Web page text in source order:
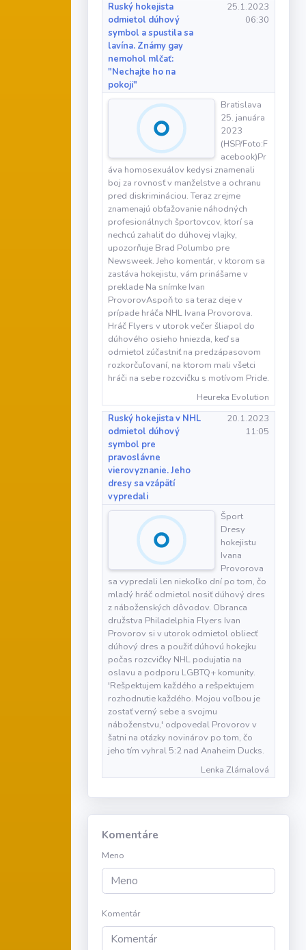
Ruský hokejista
odmietol dúhový
symbol a spustila sa
lavína. Známy gay
nemohol mlčať:
"Nechajte ho na
pokoji"
25.1.2023
06:30
Bratislava
25. januára
2023
(HSP/Foto:F
acebook)Pr
áva homosexuálov kedysi znamenali
boj za rovnosť v manželstve a ochranu
pred diskrimináciou. Teraz zrejme
znamenajú obťažovanie náhodných
profesionálnych športovcov, ktorí sa
nechcú zahaliť do dúhovej vlajky,
upozorňuje Brad Polumbo pre
Newsweek. Jeho komentár, v ktorom sa
zastáva hokejistu, vám prinášame v
preklade Na snímke Ivan
ProvorovAspoň to sa teraz deje v
prípade hráča NHL Ivana Provorova.
Hráč Flyers v utorok večer šliapol do
dúhového osieho hniezda, keď sa
odmietol zúčastniť na predzápasovom
rozkorčuľovaní, na ktorom mali všetci
hráči na sebe rozcvičku s motívom Pride.
Heureka Evolution
Ruský hokejista v NHL
odmietol dúhový
symbol pre
pravoslávne
vierovyznanie. Jeho
dresy sa vzápätí
vypredali
20.1.2023
11:05
Šport
Dresy
hokejistu
Ivana
Provorova
sa vypredali len niekoľko dní po tom, čo
mladý hráč odmietol nosiť dúhový dres
z náboženských dôvodov. Obranca
družstva Philadelphia Flyers Ivan
Provorov si v utorok odmietol obliecť
dúhový dres a použiť dúhovú hokejku
počas rozcvičky NHL podujatia na
oslavu a podporu LGBTQ+ komunity.
'Rešpektujem každého a rešpektujem
rozhodnutie každého. Mojou voľbou je
zostať verný sebe a svojmu
náboženstvu,' odpovedal Provorov v
šatni na otázky novinárov po tom, čo
jeho tím vyhral 5:2 nad Anaheim Ducks.
Lenka Zlámalová
Komentáre
Meno
Komentár